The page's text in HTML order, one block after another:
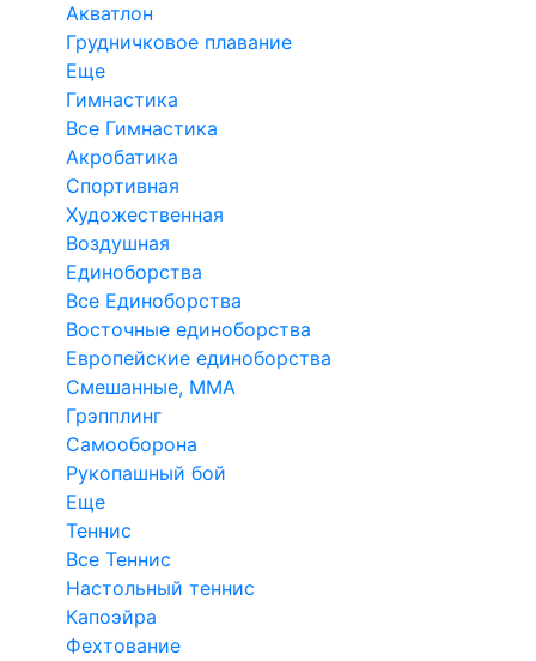
Акватлон
Грудничковое плавание
Еще
Гимнастика
Все Гимнастика
Акробатика
Спортивная
Художественная
Воздушная
Единоборства
Все Единоборства
Восточные единоборства
Европейские единоборства
Смешанные, ММА
Грэпплинг
Самооборона
Рукопашный бой
Еще
Теннис
Все Теннис
Настольный теннис
Капоэйра
Фехтование